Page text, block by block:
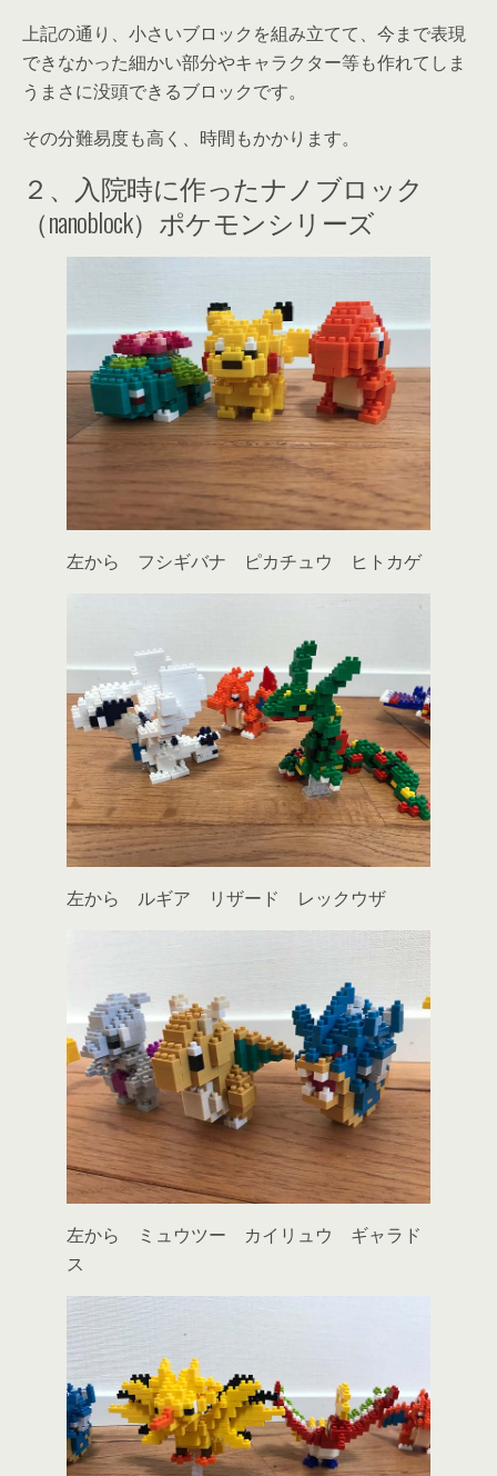
上記の通り、小さいブロックを組み立てて、今まで表現
できなかった細かい部分やキャラクター等も作れてしま
う まさに没頭できるブロックです。
その分難易度も高く、時間もかかります。
２、入院時に作ったナノブロック
（nanoblock）ポケモンシリーズ
左から フシギバナ ピカチュウ ヒトカゲ
左から ルギア リザード レックウザ
左から ミュウツー カイリュウ ギャラド
ス